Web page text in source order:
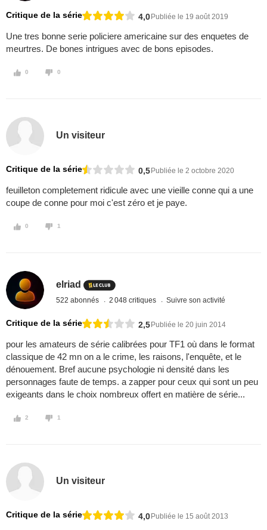
Critique de la série 4,0Publiée le 19 août 2019
Une tres bonne serie policiere americaine sur des enquetes de
meurtres. De bones intrigues avec de bons episodes.
0 0
Un visiteur
Critique de la série 0,5Publiée le 2 octobre 2020
feuilleton completement ridicule avec une vieille conne qui a une
coupe de conne pour moi c'est zéro et je paye.
0 1
elriad
522 abonnés 2 048 critiques Suivre son activité
Critique de la série 2,5Publiée le 20 juin 2014
pour les amateurs de série calibrées pour TF1 où dans le format
classique de 42 mn on a le crime, les raisons, l'enquête, et le
dénouement. Bref aucune psychologie ni densité dans les
personnages faute de temps. a zapper pour ceux qui sont un peu
exigeants dans le choix nombreux offert en matière de série...
2 1
Un visiteur
Critique de la série 4,0Publiée le 15 août 2013